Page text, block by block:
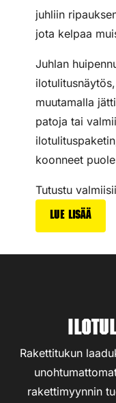
juhliin
jota kelpaa
Juhlan
muutamalla
patoja tai
koonneet
Tutustu
Lue lisää
Rakettitukun
rakettimyynnin